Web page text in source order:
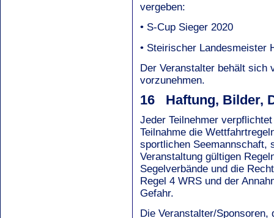
vergeben:
• S-Cup Sieger 2020
• Steirischer Landesmeister
Der Veranstalter behält sich
vorzunehmen.
16 Haftung, Bilder,
Jeder Teilnehmer
Teilnahme die
sportlichen Seemannschaft,
Veranstaltung gültigen
Segelverbände und die
Regel 4 WRS und der
Gefahr.
Die Veranstalter/Sponsoren,